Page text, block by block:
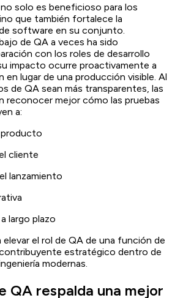
solo es beneficioso para los
que también fortalece la
software en su conjunto.
de QA a veces ha sido
con los roles de desarrollo
impacto ocurre proactivamente a
en lugar de una producción visible. Al
de QA sean más transparentes, las
reconocer mejor cómo las pruebas
a:
producto
cliente
lanzamiento
largo plazo
elevar el rol de QA de una función de
estratégico dentro de
modernas.
QA respalda una mejor